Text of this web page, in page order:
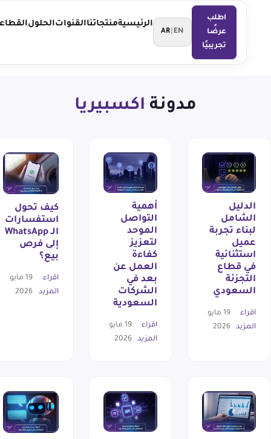
اطلب
عرضًا
تجريبيًا
|
AR
الرئيسيةمنتجاتناالقنواتالحلولالقطاعات
مدونةاكسبيريا
الدليل
الشامل
لبناء تجربة
عميل
استثنائية
في قطاع
التجزئة
السعودي
اقراء
المزيد
19 مايو
2026
أهمية
التواصل
الموحد
لتعزيز
كفاءة
العمل عن
بعد في
الشركات
السعودية
اقراء
المزيد
19 مايو
2026
كيف تحول
استفسارات
الـ WhatsApp
إلى فرص
بيع؟
اقراء
المزيد
19 مايو
2026